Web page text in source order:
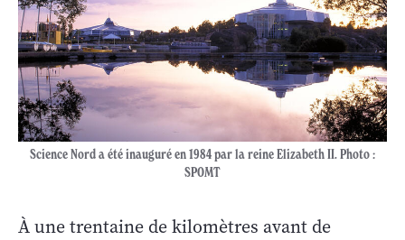
Science Nord a été inauguré en 1984 par la reine Elizabeth II. Photo :
SPOMT
À une trentaine de kilomètres avant de